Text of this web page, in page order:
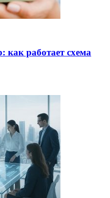
работает схема